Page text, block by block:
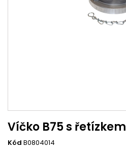
Víčko B75 s řetízkem
Kód B0804014